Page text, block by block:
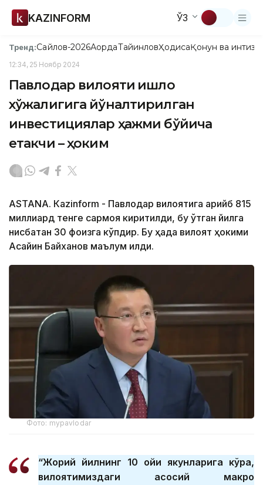
KAZINFORM ЎЗ
Тренд:Сайлов-2026АқордаТайинловҲодисаҚонун ва
12:34, 25 Ноябр 2024
Павлодар вилояти қишлоқ
хўжалигига йўналтирилган
инвестициялар ҳажми бўйича
етакчи – ҳоким
ASTANА. Кazinform - Павлодар вилоятига қарийб 815
миллиард тенге сармоя киритилди, бу ўтган йилга
нисбатан 30 фоизга кўпдир. Бу ҳақда вилоят ҳокими
Асайин Байханов маълум қилди.
Фото: mypavlodar
“Жорий йилнинг 10 ойи якунларига кўра,
вилоятимиздаги асосий макро